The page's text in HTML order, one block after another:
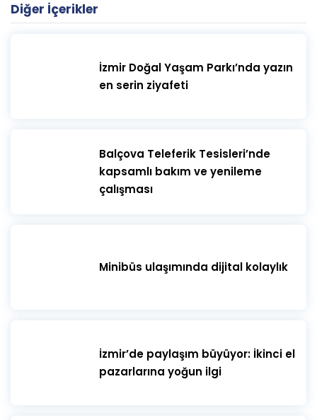
Diğer İçerikler
İzmir Doğal Yaşam Parkı’nda yazın
en serin ziyafeti
​Balçova Teleferik Tesisleri’nde
kapsamlı bakım ve yenileme
çalışması
Minibüs ulaşımında dijital kolaylık
İzmir’de paylaşım büyüyor: İkinci el
pazarlarına yoğun ilgi